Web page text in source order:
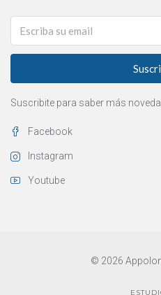
Suscribite para saber más
Facebook
Instagram
Youtube
© 2026